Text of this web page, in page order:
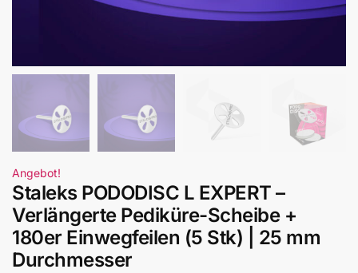
Angebot!
Staleks PODODISC L EXPERT –
Verlängerte Pediküre-Scheibe +
180er Einwegfeilen (5 Stk) | 25 mm
Durchmesser